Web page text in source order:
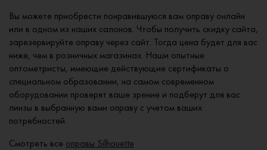
Вы можете приобрести понравившуюся вам оправу онлайн
или в одном из наших салонов. Чтобы получить скидку сайта,
зарезервируйте оправу через сайт. Тогда цена будет для вас
ниже, чем в розничных магазинах. Наши опытные
оптометристы, имеющие действующие сертификаты о
специальном образовании, на самом современном
оборудовании проверят ваше зрение и подберут для вас
линзы в выбранную вами оправу с учетом ваших
потребностей.
Смотреть все оправы Silhouette